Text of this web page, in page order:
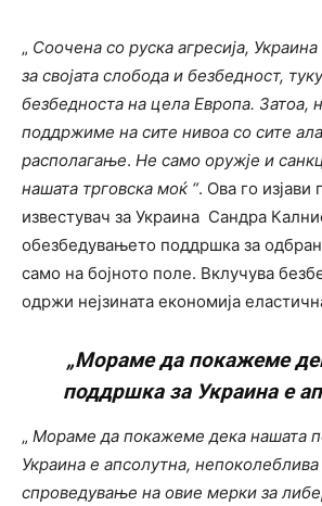
„ Соочена со руска агресија,
за својата слобода и безбедност,
безбедноста на цела Европа. Затоа,
поддржиме на сите нивоа со сите
располагање. Не само оружје и
нашата трговска моќ “. Ова го изјави
известувач за Украина Сандра
обезбедувањето поддршка за
само на бојното поле. Вклучува
одржи нејзината економија
„Мораме да покажеме
поддршка за Украина е
„ Мораме да покажеме дека нашата
Украина е апсолутна,
спроведување на овие мерки за